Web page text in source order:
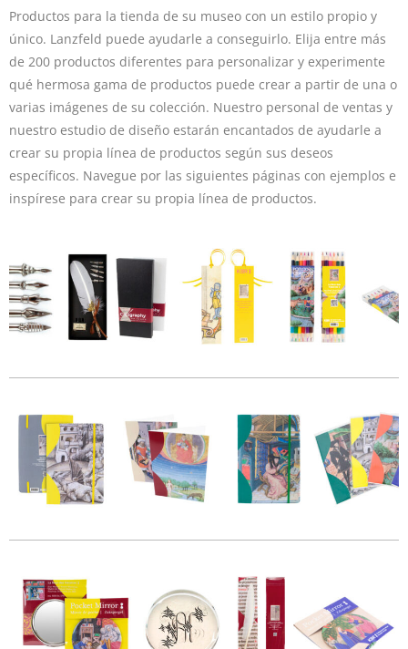
Productos para la tienda de su museo con un estilo propio y
único. Lanzfeld puede ayudarle a conseguirlo. Elija entre más
de 200 productos diferentes para personalizar y experimente
qué hermosa gama de productos puede crear a partir de una o
varias imágenes de su colección. Nuestro personal de ventas y
nuestro estudio de diseño estarán encantados de ayudarle a
crear su propia línea de productos según sus deseos
específicos. Navegue por las siguientes páginas con ejemplos e
inspírese para crear su propia línea de productos.